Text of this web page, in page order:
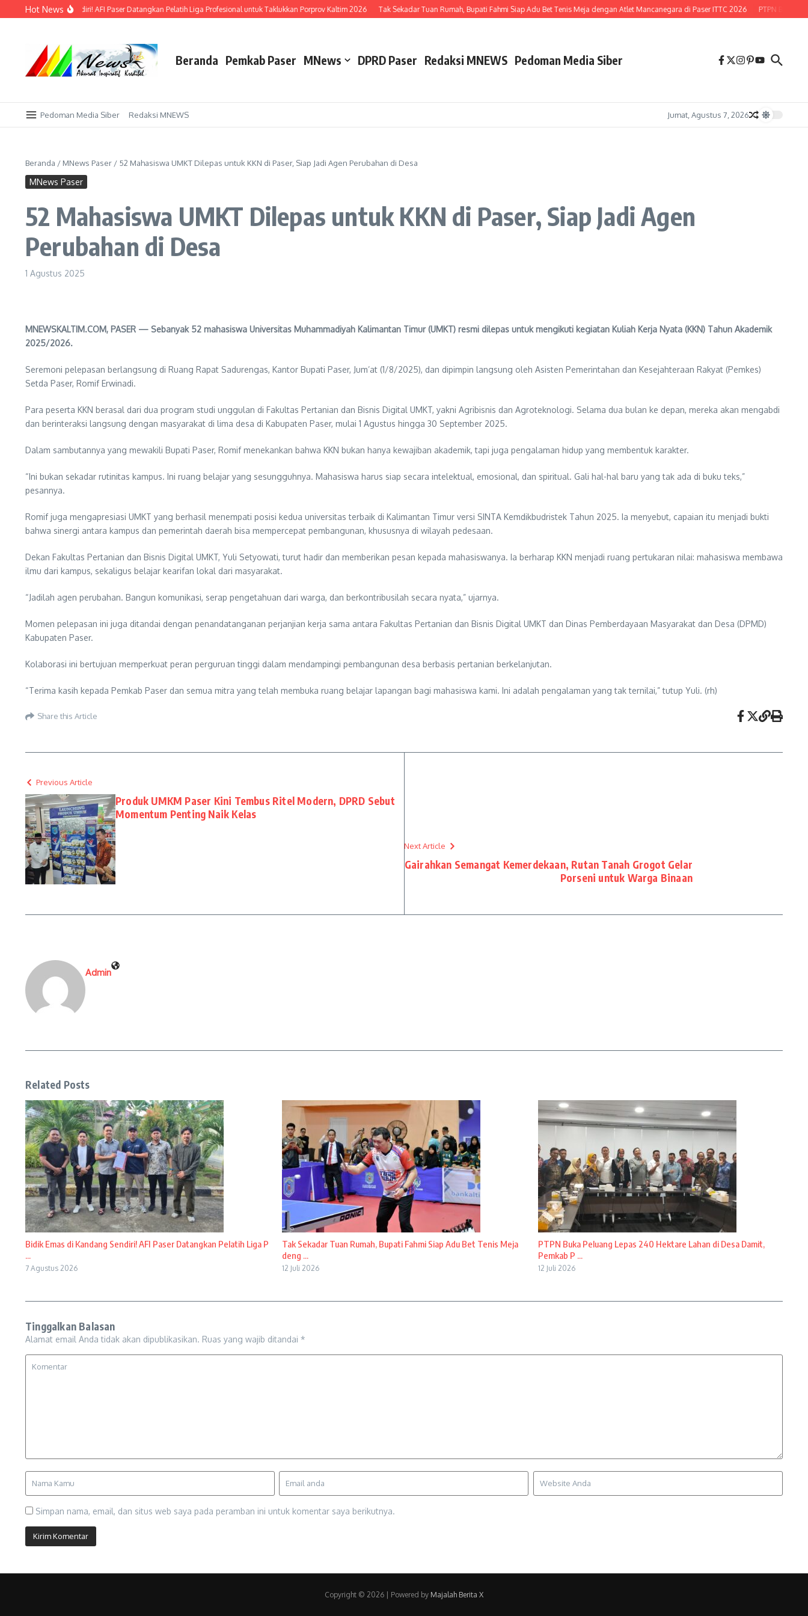
Lewati ke konten
Hot News
di Kandang Sendiri! AFI Paser Datangkan Pelatih Liga Profesional untuk Taklukkan Porprov Kaltim 2026 Tak Sekadar Tuan Rumah, Bupati Fahmi Siap Adu Bet Tenis Meja dengan Atlet Mancanegara di Paser ITTC 2026 PTPN Buka
Beranda Pemkab Paser MNews DPRD Paser Redaksi MNEWS Pedoman Media Siber
Pedoman Media Siber Redaksi MNEWS Jumat, Agustus 7, 2026
Beranda / MNews Paser / 52 Mahasiswa UMKT Dilepas untuk KKN di Paser, Siap Jadi Agen Perubahan di Desa
MNews Paser
52 Mahasiswa UMKT Dilepas untuk KKN di Paser, Siap Jadi Agen
Perubahan di Desa
1 Agustus 2025
MNEWSKALTIM.COM, PASER — Sebanyak 52 mahasiswa Universitas Muhammadiyah Kalimantan Timur (UMKT) resmi dilepas untuk mengikuti kegiatan Kuliah Kerja Nyata (KKN) Tahun Akademik
2025/2026.
Seremoni pelepasan berlangsung di Ruang Rapat Sadurengas, Kantor Bupati Paser, Jum’at (1/8/2025), dan dipimpin langsung oleh Asisten Pemerintahan dan Kesejahteraan Rakyat (Pemkes)
Setda Paser, Romif Erwinadi.
Para peserta KKN berasal dari dua program studi unggulan di Fakultas Pertanian dan Bisnis Digital UMKT, yakni Agribisnis dan Agroteknologi. Selama dua bulan ke depan, mereka akan mengabdi
dan berinteraksi langsung dengan masyarakat di lima desa di Kabupaten Paser, mulai 1 Agustus hingga 30 September 2025.
Dalam sambutannya yang mewakili Bupati Paser, Romif menekankan bahwa KKN bukan hanya kewajiban akademik, tapi juga pengalaman hidup yang membentuk karakter.
“Ini bukan sekadar rutinitas kampus. Ini ruang belajar yang sesungguhnya. Mahasiswa harus siap secara intelektual, emosional, dan spiritual. Gali hal-hal baru yang tak ada di buku teks,”
pesannya.
Romif juga mengapresiasi UMKT yang berhasil menempati posisi kedua universitas terbaik di Kalimantan Timur versi SINTA Kemdikbudristek Tahun 2025. Ia menyebut, capaian itu menjadi bukti
bahwa sinergi antara kampus dan pemerintah daerah bisa mempercepat pembangunan, khususnya di wilayah pedesaan.
Dekan Fakultas Pertanian dan Bisnis Digital UMKT, Yuli Setyowati, turut hadir dan memberikan pesan kepada mahasiswanya. Ia berharap KKN menjadi ruang pertukaran nilai: mahasiswa membawa
ilmu dari kampus, sekaligus belajar kearifan lokal dari masyarakat.
“Jadilah agen perubahan. Bangun komunikasi, serap pengetahuan dari warga, dan berkontribusilah secara nyata,” ujarnya.
Momen pelepasan ini juga ditandai dengan penandatanganan perjanjian kerja sama antara Fakultas Pertanian dan Bisnis Digital UMKT dan Dinas Pemberdayaan Masyarakat dan Desa (DPMD)
Kabupaten Paser.
Kolaborasi ini bertujuan memperkuat peran perguruan tinggi dalam mendampingi pembangunan desa berbasis pertanian berkelanjutan.
“Terima kasih kepada Pemkab Paser dan semua mitra yang telah membuka ruang belajar lapangan bagi mahasiswa kami. Ini adalah pengalaman yang tak ternilai,” tutup Yuli. (rh)
Share this Article
Previous Article
Produk UMKM Paser Kini Tembus Ritel Modern, DPRD Sebut
Momentum Penting Naik Kelas
Next Article
Gairahkan Semangat Kemerdekaan, Rutan Tanah Grogot Gelar
Porseni untuk Warga Binaan
Admin
Related Posts
Bidik Emas di Kandang Sendiri! AFI Paser Datangkan Pelatih Liga P
...
7 Agustus 2026
Tak Sekadar Tuan Rumah, Bupati Fahmi Siap Adu Bet Tenis Meja
deng ...
12 Juli 2026
PTPN Buka Peluang Lepas 240 Hektare Lahan di Desa Damit,
Pemkab P ...
12 Juli 2026
Tinggalkan Balasan
Alamat email Anda tidak akan dipublikasikan. Ruas yang wajib ditandai *
Simpan nama, email, dan situs web saya pada peramban ini untuk komentar saya berikutnya.
Copyright © 2026 | Powered by Majalah Berita X